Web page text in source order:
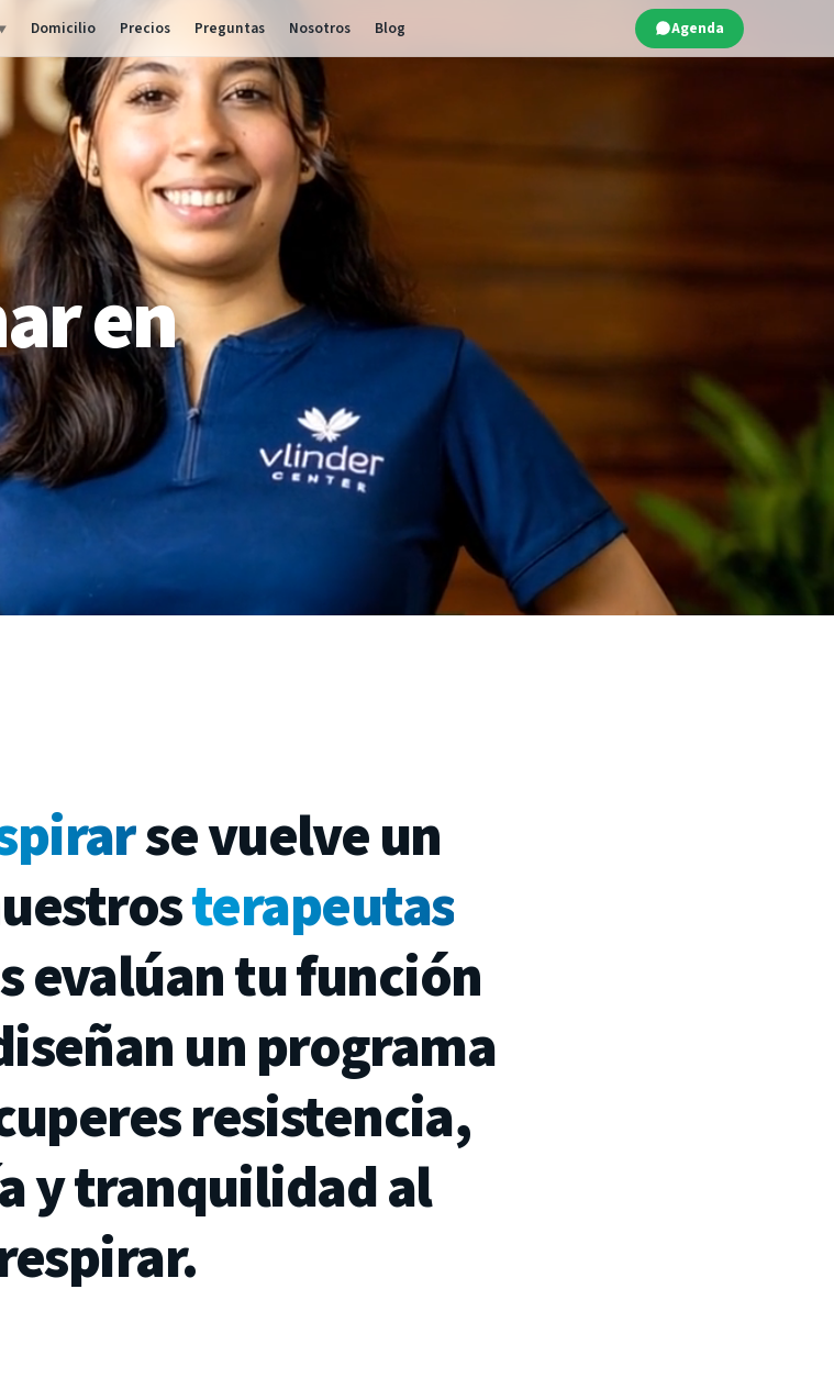
Domicilio Precios Preguntas Nosotros Blog Agenda
en
sevuelveun
terapeutas
evalúantufunción
unprograma
resistencia,
ytranquilidadal